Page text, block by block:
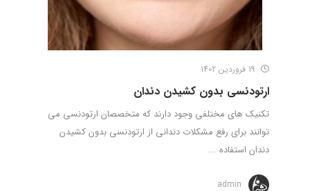
ارتودنسی بدون کشیدن دندان
تکنیک های مختلفی وجود دارند که متخصصان ارتودنسی می
توانند برای رفع مشکلات دندانی از ارتودنسی بدون کشیدن
دندان استفاده ...
admin